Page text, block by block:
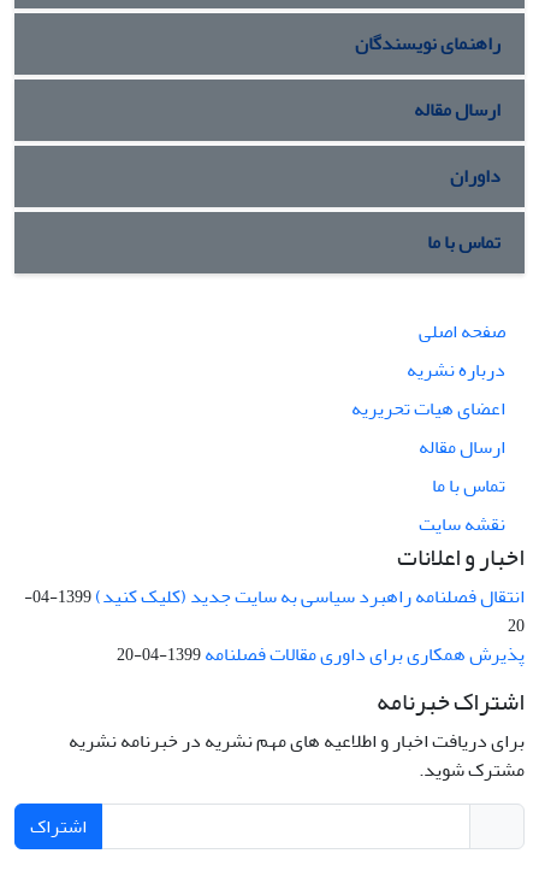
راهنمای نویسندگان
ارسال مقاله
داوران
تماس با ما
صفحه اصلی
درباره نشریه
اعضای هیات تحریریه
ارسال مقاله
تماس با ما
نقشه سایت
اخبار و اعلانات
انتقال فصلنامه راهبرد سیاسی به سایت جدید (کلیک کنید)
1399-04-
20
پذیرش همکاری برای داوری مقالات فصلنامه1399-04-20
اشتراک خبرنامه
برای دریافت اخبار و اطلاعیه های مهم نشریه در خبرنامه نشریه
مشترک شوید.
اشتراک